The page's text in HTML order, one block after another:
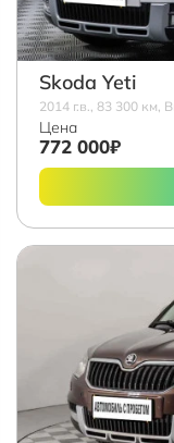
Skoda Yeti
2014 г.в., 83 300 км,
Цена
772 000₽